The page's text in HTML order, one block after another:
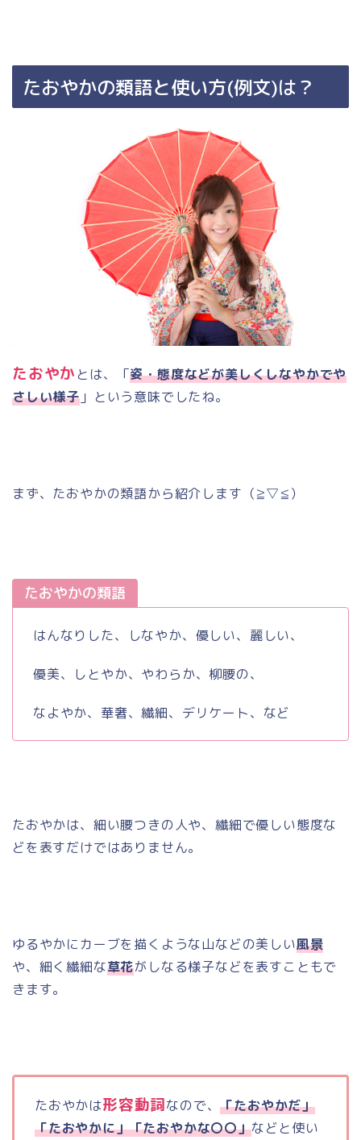
たおやかの類語と使い方(例文)は？
たおやかとは、「姿・態度などが美しくしなやかでや
さしい様子 」という意味でしたね。
まず、たおやかの類語から紹介します （≧▽≦）
たおやかの類語
はんなりした、しなやか、優しい、麗しい、
優美、しとやか、やわらか、柳腰の、
なよやか、華奢、繊細、デリケート、など
たおやかは、細い腰つきの人や、繊細で優しい態度な
どを表すだけではありません。
ゆるやかにカーブを描くような山などの美しい風景
や、細く繊細な草花がしなる様子などを表すこともで
きます。
たおやかは形容動詞なので、「たおやかだ」
「たおやかに」「たおやかな〇〇」などと使い